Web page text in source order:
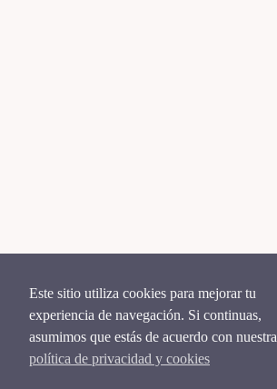
Este sitio utiliza cookies para mejorar tu
experiencia de navegación. Si continuas,
asumimos que estás de acuerdo con nuestra
política de privacidad y cookies